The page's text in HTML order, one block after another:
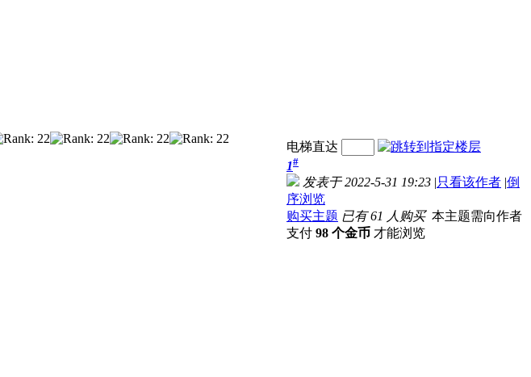
电梯直达
1#
发表于 2022-5-31 19:23 |只看该作者 |倒
序浏览
购买主题 已有 61 人购买 本主题需向作者
支付 98 个金币 才能浏览